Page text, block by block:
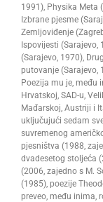
1991), Physika Meta
Izbrane pjesme
Zemljoviđenje
Ispovijesti (Sarajevo,
(Sarajevo, 1970),
putovanje (Sarajevo,
Poezija mu je, među
Hrvatskoj, SAD-u,
Mađarskoj, Austriji i
uključujući sedam
suvremenog
pjesništva (1988,
dvadesetog stoljeća
(2006, zajedno s M.
(1985), poezije
preveo, među inima,